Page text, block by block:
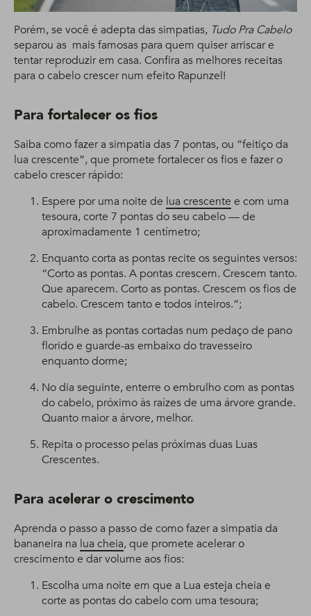
Porém, se você é adepta das simpatias, Tudo Pra Cabelo
separou as mais famosas para quem quiser arriscar e
tentar reproduzir em casa. Confira as melhores receitas
para o cabelo crescer num efeito Rapunzel!
Para fortalecer os fios
Saiba como fazer a simpatia das 7 pontas, ou “feitiço da
lua crescente”, que promete fortalecer os fios e fazer o
cabelo crescer rápido:
Espere por uma noite de lua crescente e com uma
tesoura, corte 7 pontas do seu cabelo — de
aproximadamente 1 centímetro;
Enquanto corta as pontas recite os seguintes versos:
“Corto as pontas. A pontas crescem. Crescem tanto.
Que aparecem. Corto as pontas. Crescem os fios de
cabelo. Crescem tanto e todos inteiros.”;
Embrulhe as pontas cortadas num pedaço de pano
florido e guarde-as embaixo do travesseiro
enquanto dorme;
No dia seguinte, enterre o embrulho com as pontas
do cabelo, próximo às raízes de uma árvore grande.
Quanto maior a árvore, melhor.
Repita o processo pelas próximas duas Luas
Crescentes.
Para acelerar o crescimento
Aprenda o passo a passo de como fazer a simpatia da
bananeira na lua cheia, que promete acelerar o
crescimento e dar volume aos fios:
Escolha uma noite em que a Lua esteja cheia e
corte as pontas do cabelo com uma tesoura;